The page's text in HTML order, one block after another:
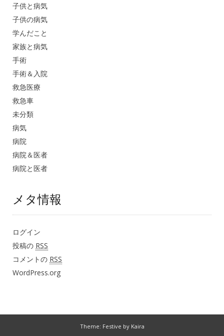
子供と病気
子供の病気
学んだこと
家族と病気
手術
手術＆入院
救急医療
救急車
未分類
病気
病院
病院＆医者
病院と医者
メタ情報
ログイン
投稿の RSS
コメントの RSS
WordPress.org
Theme: Festive by Kaira